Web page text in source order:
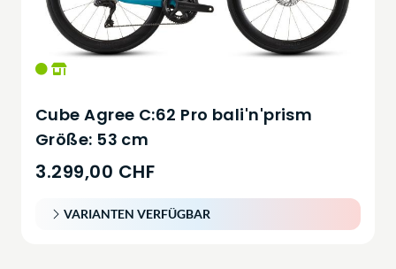
Cube Agree C:62 Pro bali'n'prism
Größe: 53 cm
3.299,00 CHF
VARIANTEN VERFÜGBAR